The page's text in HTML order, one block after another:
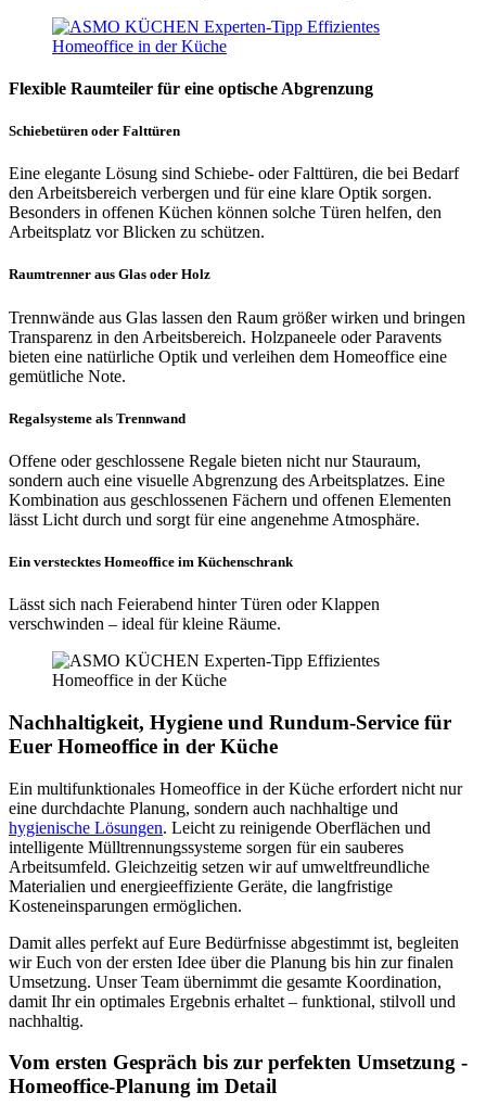
Flexible Raumteiler für eine optische Abgrenzung
Schiebetüren oder Falttüren
Eine elegante Lösung sind Schiebe- oder Falttüren, die bei Bedarf
den Arbeitsbereich verbergen und für eine klare Optik sorgen.
Besonders in offenen Küchen können solche Türen helfen, den
Arbeitsplatz vor Blicken zu schützen.
Raumtrenner aus Glas oder Holz
Trennwände aus Glas lassen den Raum größer wirken und bringen
Transparenz in den Arbeitsbereich. Holzpaneele oder Paravents
bieten eine natürliche Optik und verleihen dem Homeoffice eine
gemütliche Note.
Regalsysteme als Trennwand
Offene oder geschlossene Regale bieten nicht nur Stauraum,
sondern auch eine visuelle Abgrenzung des Arbeitsplatzes. Eine
Kombination aus geschlossenen Fächern und offenen Elementen
lässt Licht durch und sorgt für eine angenehme Atmosphäre.
Ein verstecktes Homeoffice im Küchenschrank
Lässt sich nach Feierabend hinter Türen oder Klappen
verschwinden – ideal für kleine Räume.
Nachhaltigkeit, Hygiene und Rundum-Service für
Euer Homeoffice in der Küche
Ein multifunktionales Homeoffice in der Küche erfordert nicht nur
eine durchdachte Planung, sondern auch nachhaltige und
hygienische Lösungen. Leicht zu reinigende Oberflächen und
intelligente Mülltrennungssysteme sorgen für ein sauberes
Arbeitsumfeld. Gleichzeitig setzen wir auf umweltfreundliche
Materialien und energieeffiziente Geräte, die langfristige
Kosteneinsparungen ermöglichen.
Damit alles perfekt auf Eure Bedürfnisse abgestimmt ist, begleiten
wir Euch von der ersten Idee über die Planung bis hin zur finalen
Umsetzung. Unser Team übernimmt die gesamte Koordination,
damit Ihr ein optimales Ergebnis erhaltet – funktional, stilvoll und
nachhaltig.
Vom ersten Gespräch bis zur perfekten Umsetzung -
Homeoffice-Planung im Detail